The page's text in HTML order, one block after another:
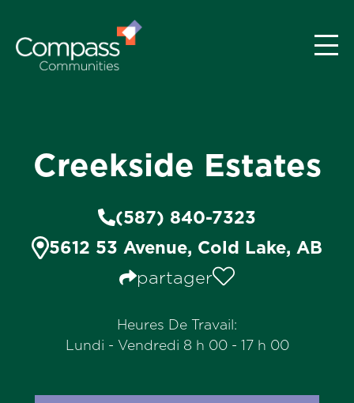
Creekside Estates
(587) 840-7323
5612 53 Avenue, Cold Lake, AB
partager
Heures De Travail:
Lundi - Vendredi 8 h 00 - 17 h 00